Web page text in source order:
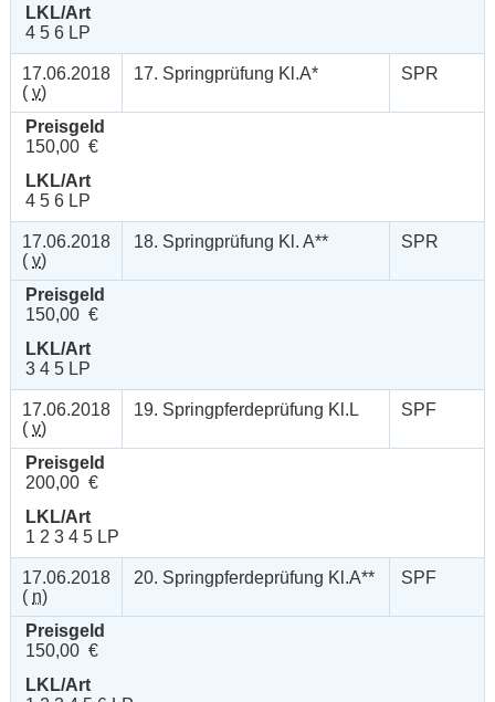
LKL/Art
4 5 6 LP
17.06.2018
( v)
17. Springprüfung Kl.A* SPR
Preisgeld
150,00 €
LKL/Art
4 5 6 LP
17.06.2018
( v)
18. Springprüfung Kl. A** SPR
Preisgeld
150,00 €
LKL/Art
3 4 5 LP
17.06.2018
( v)
19. Springpferdeprüfung Kl.L SPF
Preisgeld
200,00 €
LKL/Art
1 2 3 4 5 LP
17.06.2018
( n)
20. Springpferdeprüfung Kl.A** SPF
Preisgeld
150,00 €
LKL/Art